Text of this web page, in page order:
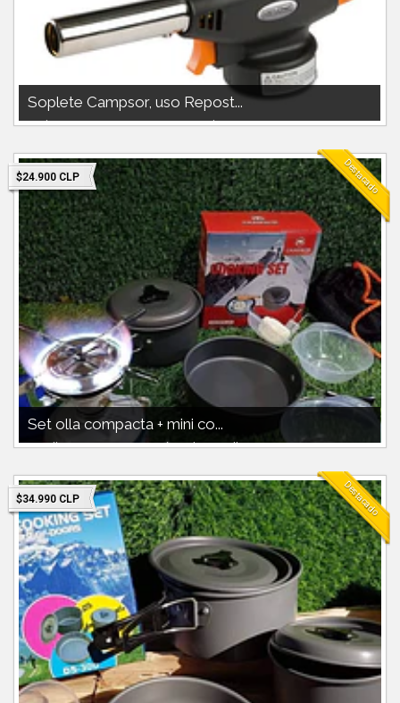
Soplete Campsor, uso Repost...
Soplete Reposteria, uso camping,outdoor.marca Campsor
$24.900 CLP Destacado
Set olla compacta + mini co...
Set olla compacta 900cc más paila y pocillos, accesorios mini
$34.990 CLP Destacado